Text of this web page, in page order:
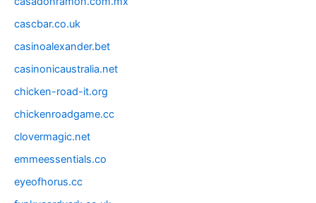
cascbar.co.uk
casinoalexander.bet
casinonicaustralia.net
chicken-road-it.org
chickenroadgame.cc
clovermagic.net
emmeessentials.co
eyeofhorus.cc